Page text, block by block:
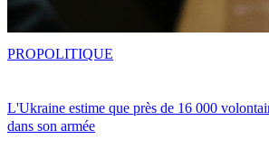
L'Ukraine estime que près de 16 000
dans son armée
PROPOLITIQUE